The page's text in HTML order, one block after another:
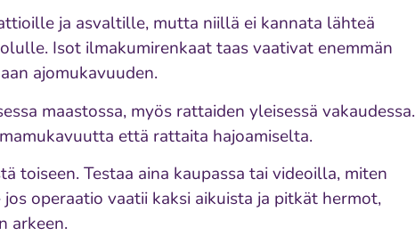
ja asvaltille, mutta niillä ei kannata lähteä
Isot ilmakumirenkaat taas vaativat enemmän
ajomukavuuden.
maastossa, myös rattaiden yleisessä vakaudessa.
että rattaita hajoamiselta.
toiseen. Testaa aina kaupassa tai videoilla, miten
operaatio vaatii kaksi aikuista ja pitkät hermot,
arkeen.